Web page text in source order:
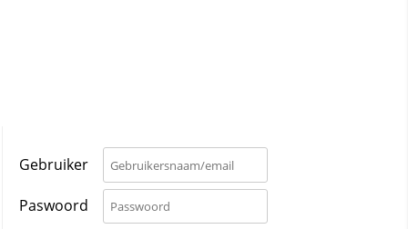
Gebruiker
Paswoord